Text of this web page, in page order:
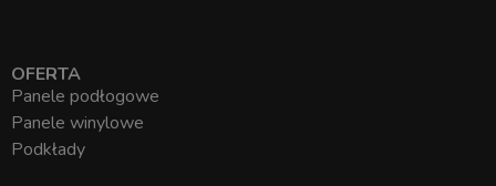
OFERTA
Panele podłogowe
Panele winylowe
Podkłady